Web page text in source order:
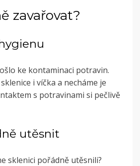
zavařovat?
ke kontaminaci potravin.
i víčka a necháme je
s potravinami si pečlivě
utěsnit
sklenici pořádně utěsnili?